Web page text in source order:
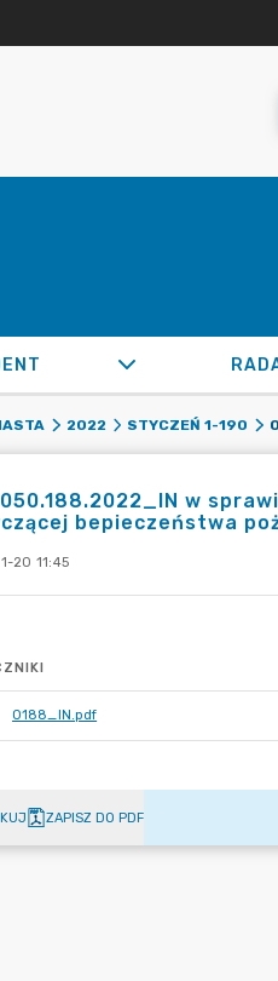
2022 STYCZEŃ 1-190
w
bepieczeństwa
20 11:45
0188_IN.pdf
ZAPISZ DO PDF